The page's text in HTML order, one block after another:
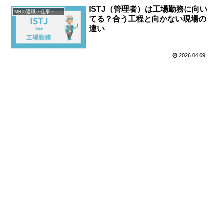
MBTI適職・仕事・資格
ISTJ（管理者）は工場勤務に向い
てる？合う工程と向かない現場の
違い
2026.04.09